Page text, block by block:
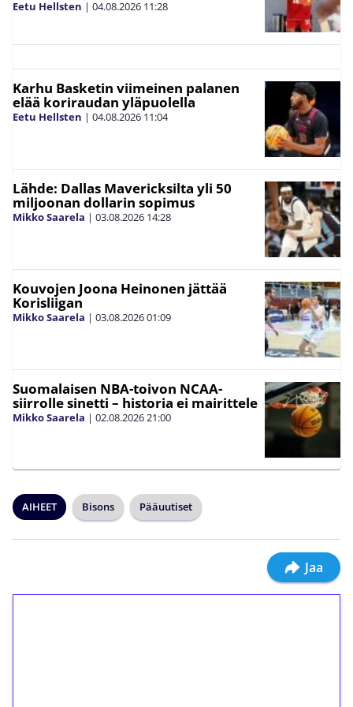
Eetu Hellsten | 04.08.2026 11:28
Karhu Basketin viimeinen palanen
elää koriraudan yläpuolella
Eetu Hellsten | 04.08.2026 11:04
Lähde: Dallas Mavericksilta yli 50
miljoonan dollarin sopimus
Mikko Saarela | 03.08.2026 14:28
Kouvojen Joona Heinonen jättää
Korisliigan
Mikko Saarela | 03.08.202601:09
Suomalaisen NBA-toivon NCAA-
siirrolle sinetti – historia ei mairittele
Mikko Saarela | 02.08.2026 21:00
AIHEET Bisons Pääuutiset
Jaa